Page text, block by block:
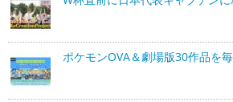
ポケモンOVA＆劇場版30作品を